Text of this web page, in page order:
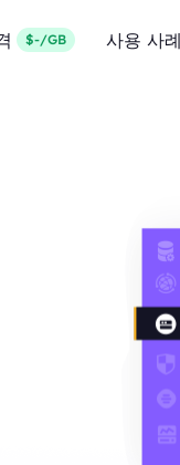
$-/GB 사용 사례